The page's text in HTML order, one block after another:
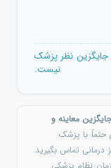
نظر پزشک
نیست.
معاینه و
حتماً با پزشک
تماس بگیرید.